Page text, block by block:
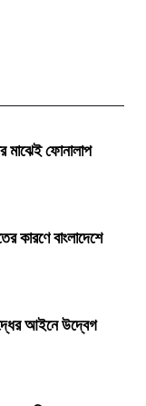
মাঝেই ফোনালাপ
কারণে বাংলাদেশে
আইনে উদ্বেগ